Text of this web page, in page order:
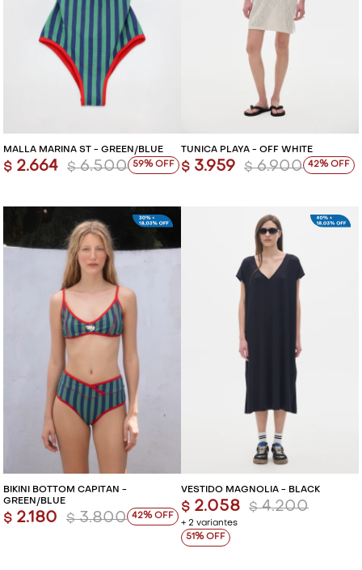
MALLA MARINA ST - GREEN/BLUE
$ 2.664 $ 6.500 59
TÚNICA PLAYA - OFF WHITE
$ 3.959 $ 6.900 42
BIKINI BOTTOM CAPITAN -
GREEN/BLUE
$ 2.180 $ 3.800 42
VESTIDO MAGNOLIA - BLACK
+ 2 variantes
$ 2.058 $ 4.200
51